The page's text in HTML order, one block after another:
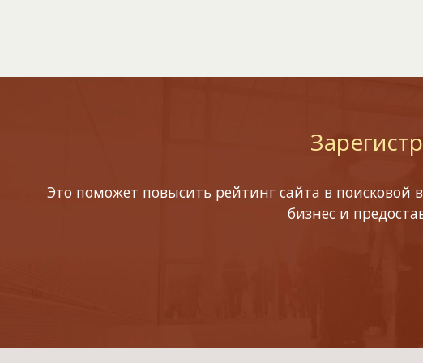
Это поможет повысить рейтинг сайта в поисковой
бизнес и